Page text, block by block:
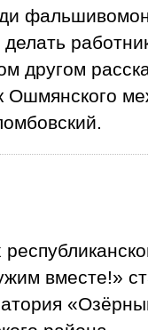
другом
вместе!»